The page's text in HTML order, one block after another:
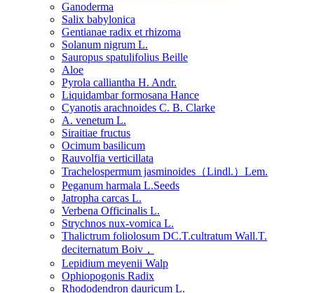
Ganoderma
Salix babylonica
Gentianae radix et rhizoma
Solanum nigrum L.
Sauropus spatulifolius Beille
Aloe
Pyrola calliantha H. Andr.
Liquidambar formosana Hance
Cyanotis arachnoides C. B. Clarke
A. venetum L.
Siraitiae fructus
Ocimum basilicum
Rauvolfia verticillata
Trachelospermum jasminoides（Lindl.）Lem.
Peganum harmala L.Seeds
Jatropha carcas L.
Verbena Officinalis L.
Strychnos nux-vomica L.
Thalictrum foliolosum DC.T.cultratum Wall.T.
deciternatum Boiv，
Lepidium meyenii Walp
Ophiopogonis Radix
Rhododendron dauricum L.